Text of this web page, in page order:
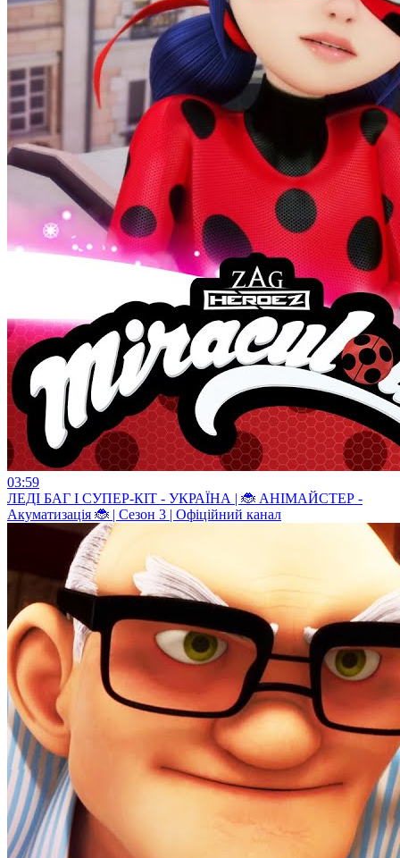
03:59
ЛЕДI БАГ I СУПЕР-КIТ - УКРАЇНА | 🐞 АНІМАЙСТЕР -
Акуматизація 🐞 | Сезон 3 | Офіційний канал